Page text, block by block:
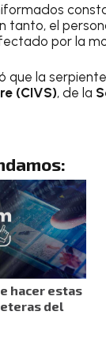
tanto, el
por la
que la
(CIVS), de la
hacer estas
del